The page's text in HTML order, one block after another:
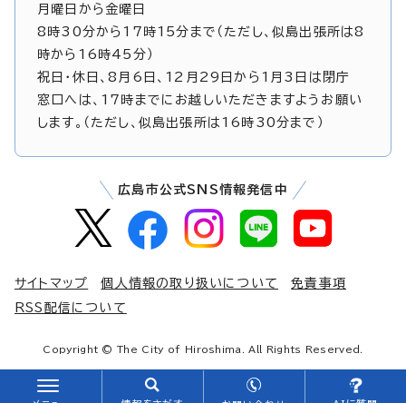
月曜日から金曜日
8時30分から17時15分まで（ただし、似島出張所は8
時から16時45分）
祝日・休日、8月6日、12月29日から1月3日は閉庁
窓口へは、17時までにお越しいただきますようお願い
します。（ただし、似島出張所は16時30分まで）
広島市公式SNS情報発信中
サイトマップ 個人情報の取り扱いについて
免責事項
RSS配信について
Copyright © The City of Hiroshima. All Rights Reserved.